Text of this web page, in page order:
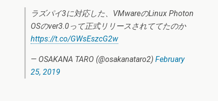
ラズパイ3に対応した、VMwareのLinux Photon
OSのver3.0って正式リリースされててたのか
https://t.co/GWsEszcG2w
— OSAKANA TARO (@osakanataro2) February
25, 2019